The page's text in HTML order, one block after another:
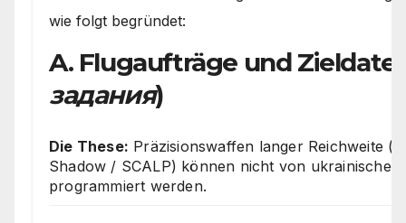
wie folgt begründet:
A. Flugaufträge und
задания)
Die These: Präzisionswaffen langer Reichweite
Shadow / SCALP) können nicht von ukrainischen
programmiert werden.